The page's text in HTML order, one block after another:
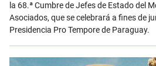
la 68.ª Cumbre de Jefes de Estado del
Asociados, que se celebrará a fines de
Presidencia Pro Tempore de Paraguay.